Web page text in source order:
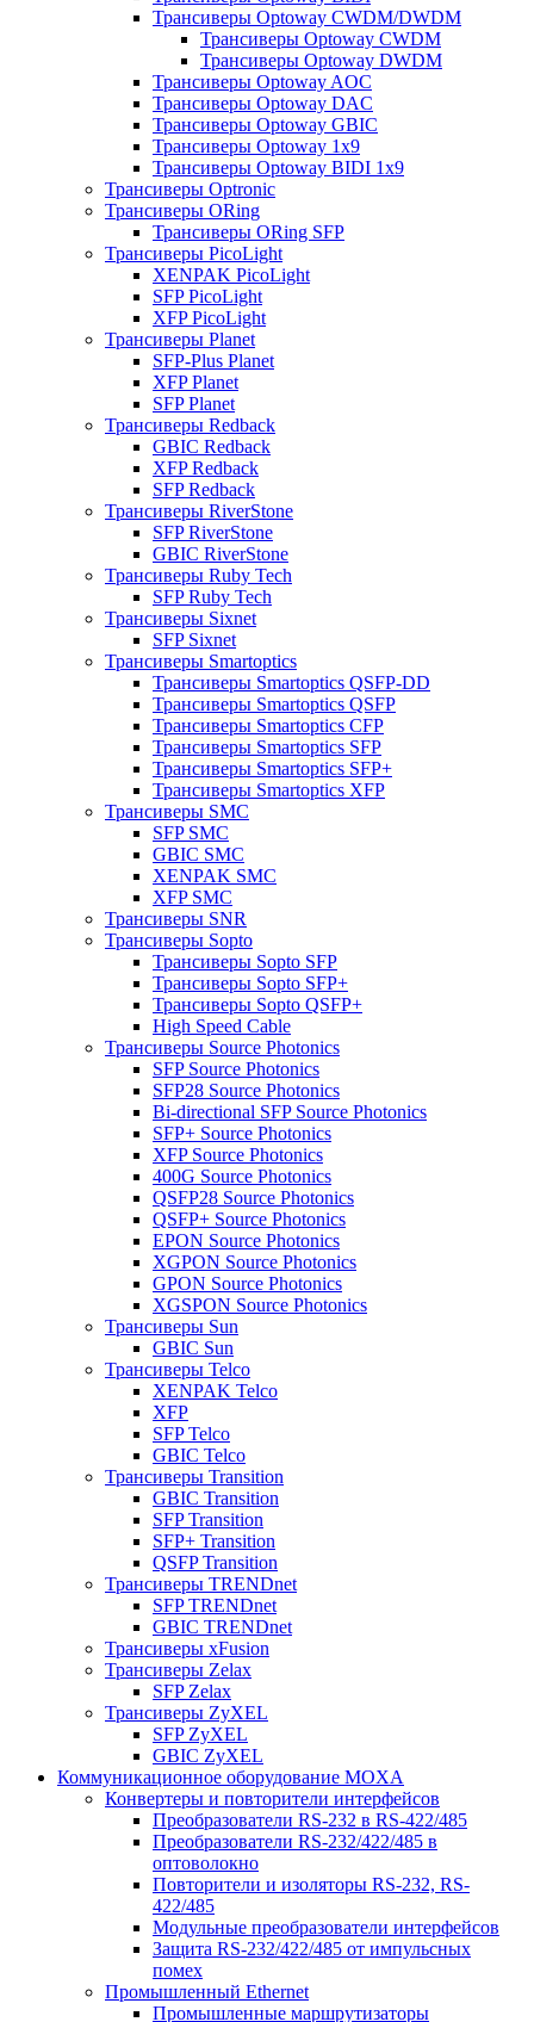
Трансиверы Optoway CWDM/DWDM
Трансиверы Optoway CWDM
Трансиверы Optoway DWDM
Трансиверы Optoway AOC
Трансиверы Optoway DAC
Трансиверы Optoway GBIC
Трансиверы Optoway 1х9
Трансиверы Optoway BIDI 1x9
Трансиверы Optronic
Трансиверы ORing
Трансиверы ORing SFP
Трансиверы PicoLight
XENPAK PicoLight
SFP PicoLight
XFP PicoLight
Трансиверы Planet
SFP-Plus Planet
XFP Planet
SFP Planet
Трансиверы Redback
GBIC Redback
XFP Redback
SFP Redback
Трансиверы RiverStone
SFP RiverStone
GBIC RiverStone
Трансиверы Ruby Tech
SFP Ruby Tech
Трансиверы Sixnet
SFP Sixnet
Трансиверы Smartoptics
Трансиверы Smartoptics QSFP-DD
Трансиверы Smartoptics QSFP
Трансиверы Smartoptics CFP
Трансиверы Smartoptics SFP
Трансиверы Smartoptics SFP+
Трансиверы Smartoptics XFP
Трансиверы SMC
SFP SMC
GBIC SMC
XENPAK SMC
XFP SMC
Трансиверы SNR
Трансиверы Sopto
Трансиверы Sopto SFP
Трансиверы Sopto SFP+
Трансиверы Sopto QSFP+
High Speed Cable
Трансиверы Source Photonics
SFP Source Photonics
SFP28 Source Photonics
Bi-directional SFP Source Photonics
SFP+ Source Photonics
XFP Source Photonics
400G Source Photonics
QSFP28 Source Photonics
QSFP+ Source Photonics
EPON Source Photonics
XGPON Source Photonics
GPON Source Photonics
XGSPON Source Photonics
Трансиверы Sun
GBIC Sun
Трансиверы Telco
XENPAK Telco
XFP
SFP Telco
GBIC Telco
Трансиверы Transition
GBIC Transition
SFP Transition
SFP+ Transition
QSFP Transition
Трансиверы TRENDnet
SFP TRENDnet
GBIC TRENDnet
Трансиверы xFusion
Трансиверы Zelax
SFP Zelax
Трансиверы ZyXEL
SFP ZyXEL
GBIC ZyXEL
Коммуникационное оборудование MOXA
Конвертеры и повторители интерфейсов
Преобразователи RS-232 в RS-422/485
Преобразователи RS-232/422/485 в
оптоволокно
Повторители и изоляторы RS-232, RS-
422/485
Модульные преобразователи интерфейсов
Защита RS-232/422/485 от импульсных
помех
Промышленный Ethernet
Промышленные маршрутизаторы